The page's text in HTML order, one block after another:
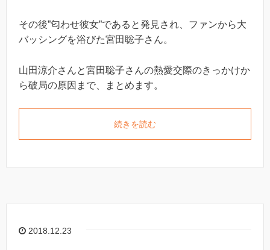
その後”匂わせ彼女”であると発見され、ファンから大
バッシングを浴びた宮田聡子さん。
山田涼介さんと宮田聡子さんの熱愛交際のきっかけか
ら破局の原因まで、まとめます。
続きを読む
2018.12.23